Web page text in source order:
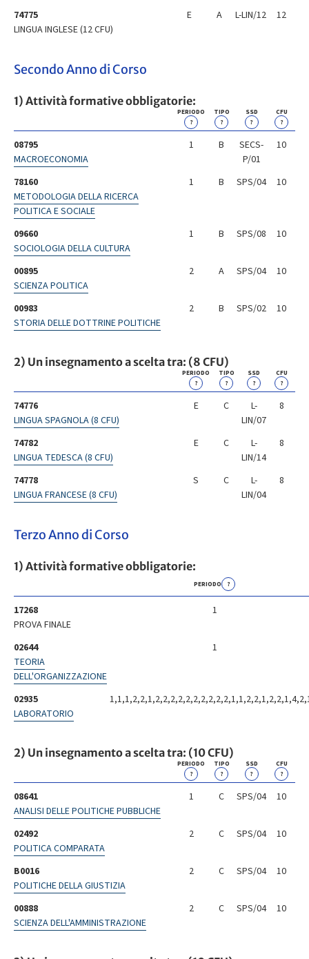
74775
LINGUA INGLESE (12 CFU)
E A L-LIN/12 12
Secondo Anno di Corso
1) Attività formative obbligatorie:
PERIODO
?
TIPO
?
SSD
?
CFU
?
08795
MACROECONOMIA
1 B
SECS-
P/01
10
78160
METODOLOGIA DELLA RICERCA
POLITICA E SOCIALE
1 B SPS/04 10
09660
SOCIOLOGIA DELLA CULTURA
1 B SPS/08 10
00895
SCIENZA POLITICA
2 A SPS/04 10
00983
STORIA DELLE DOTTRINE POLITICHE
2 B SPS/02 10
2) Un insegnamento a scelta tra: (8 CFU)
PERIODO
?
TIPO
?
SSD
?
CFU
?
74776
LINGUA SPAGNOLA (8 CFU)
E C
L-
LIN/07
8
74782
LINGUA TEDESCA (8 CFU)
E C
L-
LIN/14
8
74778
LINGUA FRANCESE (8 CFU)
S C
L-
LIN/04
8
Terzo Anno di Corso
1) Attività formative obbligatorie:
PERIODO ?
17268
PROVA FINALE
1
02644
TEORIA
DELL'ORGANIZZAZIONE
1
02935
LABORATORIO
2) Un insegnamento a scelta tra: (10 CFU)
PERIODO
?
TIPO
?
SSD
?
CFU
?
08641
ANALISI DELLE POLITICHE PUBBLICHE
1 C SPS/04 10
02492
POLITICA COMPARATA
2 C SPS/04 10
B0016
POLITICHE DELLA GIUSTIZIA
2 C SPS/04 10
00888
SCIENZA DELL'AMMINISTRAZIONE
2 C SPS/04 10